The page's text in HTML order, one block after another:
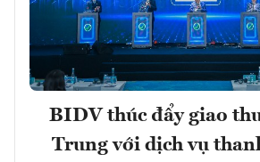
BIDV thúc đẩy giao
Trung với dịch vụ